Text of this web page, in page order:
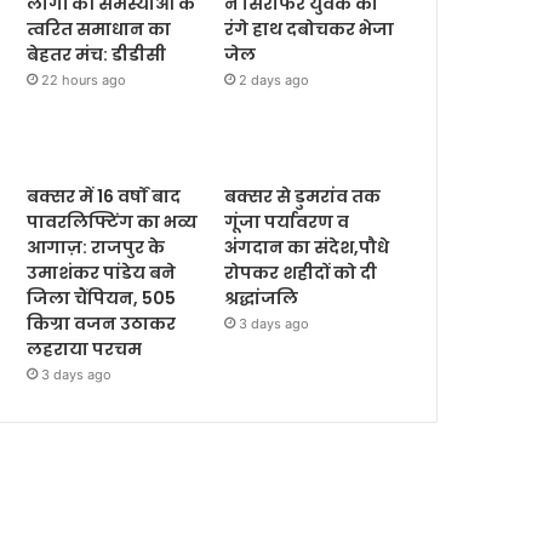
त्वरित समाधान का
बेहतर मंच: डीडीसी
22 hours ago
रंगे हाथ दबोचकर भेजा
जेल
2 days ago
बक्सर में 16 वर्षों बाद
पावरलिफ्टिंग का भव्य
आगाज़: राजपुर के
उमाशंकर पांडेय बने
जिला चैंपियन, 505
किग्रा वजन उठाकर
लहराया परचम
3 days ago
बक्सर से डुमरांव तक
गूंजा पर्यावरण व
अंगदान का संदेश,पौधे
रोपकर शहीदों को दी
श्रद्धांजलि
3 days ago